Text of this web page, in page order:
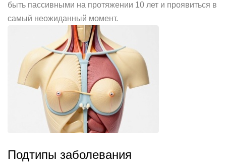
быть пассивными на протяжении 10 лет и проявиться в
самый неожиданный момент.
Подтипы заболевания